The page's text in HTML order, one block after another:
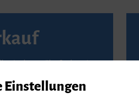
Einstellungen